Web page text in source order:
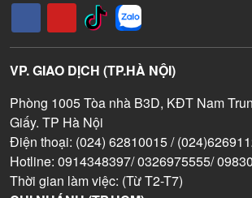
VP. GIAO DỊCH (TP.HÀ NỘI)
Phòng 1005 Tòa nhà B3D, KĐT Nam
Giấy. TP Hà Nội
Điện thoại: (024) 62810015 /
Hotline: 0914348397/ 0326975555/
Thời gian làm việc: (Từ T2-T7)